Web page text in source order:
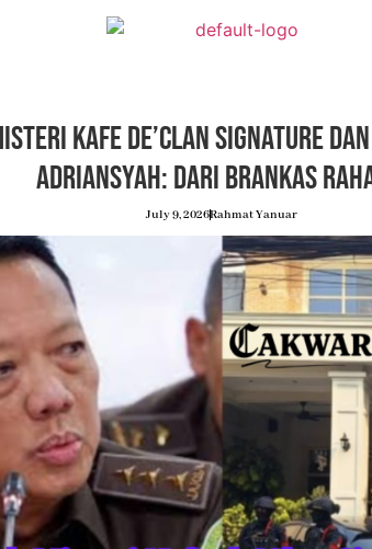
Kafe de’Clan Signature
Adriansyah: Dari Brankas
July 9, 2026Rahmat Yanuar